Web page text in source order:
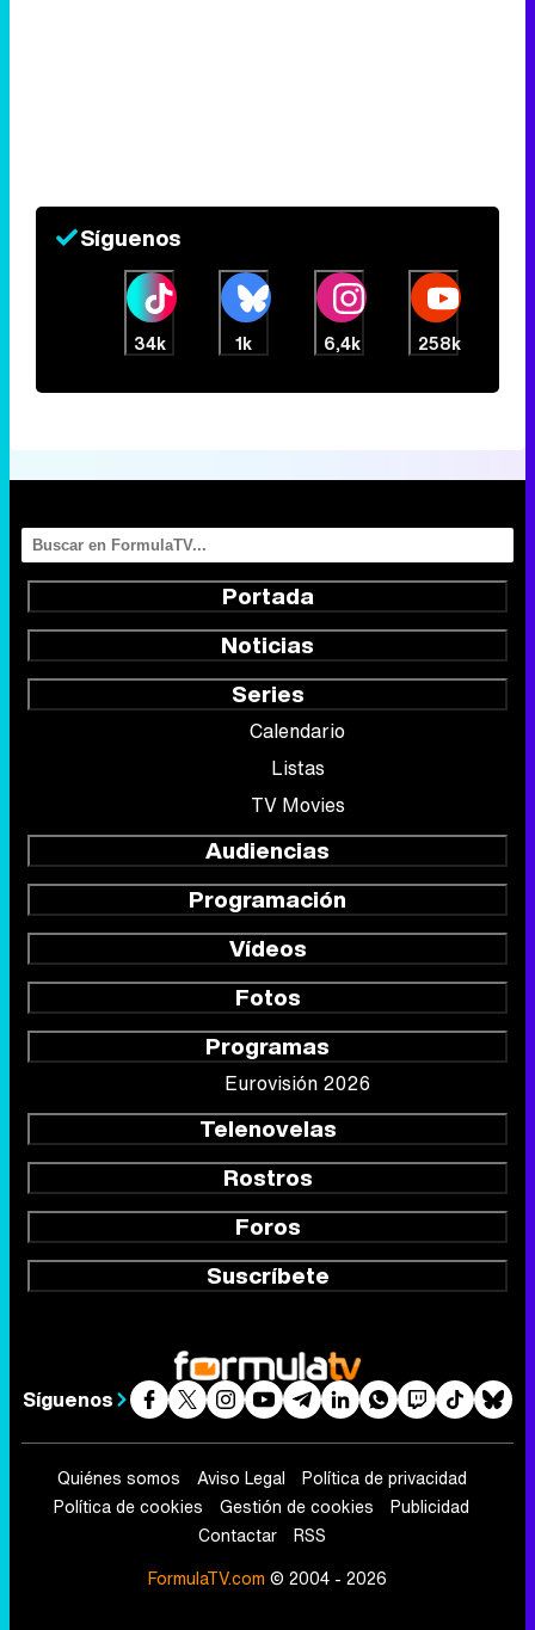
Síguenos
34k 1k 6,4k 258k
Portada
Noticias
Series
Calendario
Listas
TV Movies
Audiencias
Programación
Vídeos
Fotos
Programas
Eurovisión 2026
Telenovelas
Rostros
Foros
Suscríbete
Síguenos
Quiénes somos Aviso Legal
Política de privacidad
Política de cookies
Gestión de cookies
Publicidad
Contactar
RSS
FormulaTV.com © 2004 - 2026